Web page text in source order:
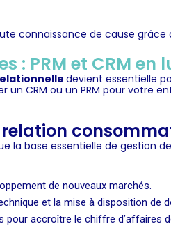
connaissance de cause
: PRM et CRM en
devient essentielle
un CRM ou un PRM pour votre
relation
la base essentielle de gestion
de nouveaux marchés.
et la mise à disposition de
accroître le chiffre d’affaires